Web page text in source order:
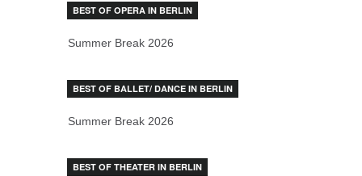
BEST OF OPERA IN BERLIN
Summer Break 2026
BEST OF BALLET/ DANCE IN BERLIN
Summer Break 2026
BEST OF THEATER IN BERLIN